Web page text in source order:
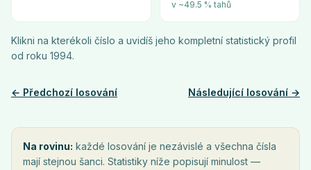
v ~49.5 % tahů
Klikni na kterékoli číslo a uvidíš jeho kompletní statistický profil
od roku 1994.
← Předchozí losování Následující losování →
Na rovinu: každé losování je nezávislé a všechna čísla
mají stejnou šanci. Statistiky níže popisují minulost —